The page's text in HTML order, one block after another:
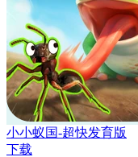
小小蚁国-超快发育版
下载